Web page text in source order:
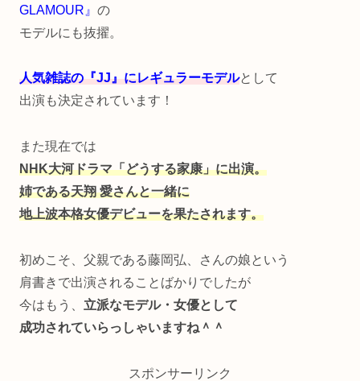
GLAMOUR』 の
モデルにも抜擢。
人気雑誌の『JJ』にレギュラーモデルとして
出演も決定されています！
また現在では
NHK大河ドラマ「どうする家康」に出演。
姉である天翔 愛さんと一緒に
地上波本格女優デビューを果たされます。
初めこそ、父親である藤岡弘、さんの娘という
肩書きで出演されることばかりでしたが
今はもう、 立派なモデル・女優として
成功されていらっしゃいますね＾＾
スポンサーリンク